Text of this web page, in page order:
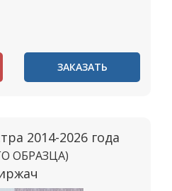
ЗАКАЗАТЬ
2014-2026 года
ОБРАЗЦА)